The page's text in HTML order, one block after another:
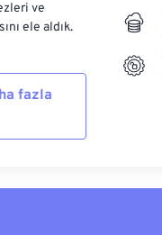
ve
ele aldık.
fazla